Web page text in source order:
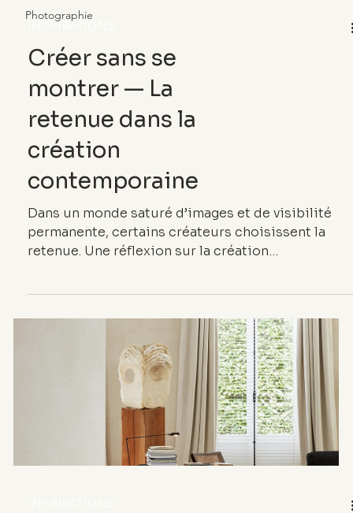
Photographie
Créer sans se
montrer — La
retenue dans la
création
contemporaine
Dans un monde saturé d’images et de visibilité
permanente, certains créateurs choisissent la
retenue. Une réflexion sur la création
processus comme nouveaux marqueurs du luxe.